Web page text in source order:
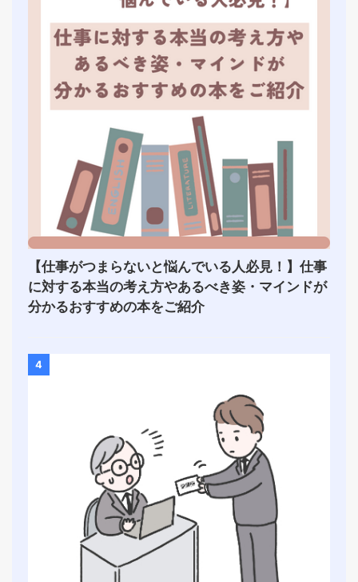
【仕事がつまらないと悩んでいる人必見！】仕事
に対する本当の考え方やあるべき姿・マインドが
分かるおすすめの本をご紹介
4